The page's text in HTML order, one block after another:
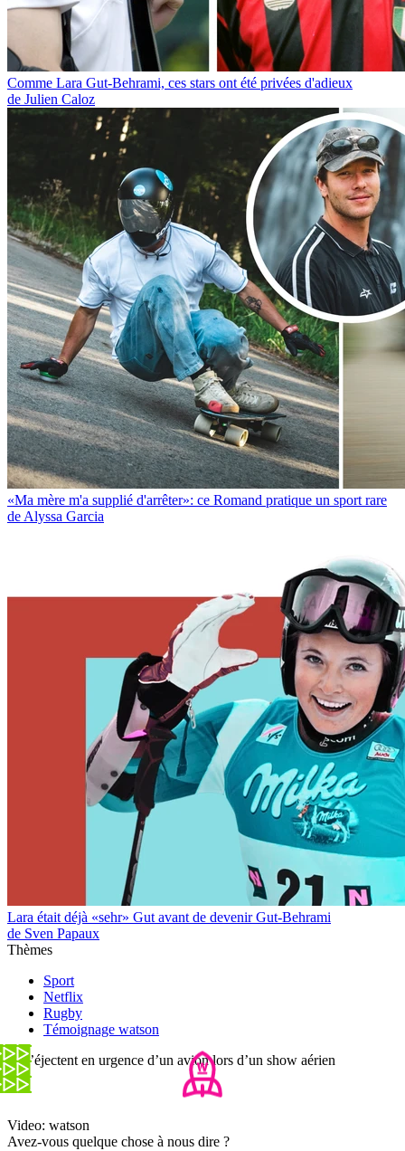
Comme Lara Gut-Behrami, ces stars ont été privées d'adieux
de Julien Caloz
«Ma mère m'a supplié d'arrêter»: ce Romand pratique un sport rare
de Alyssa Garcia
Lara était déjà «sehr» Gut avant de devenir Gut-Behrami
de Sven Papaux
Thèmes
Sport
Netflix
Rugby
Témoignage watson
Ils s’éjectent en urgence d’un avion lors d’un show aérien
Video: watson
Avez-vous quelque chose à nous dire ?